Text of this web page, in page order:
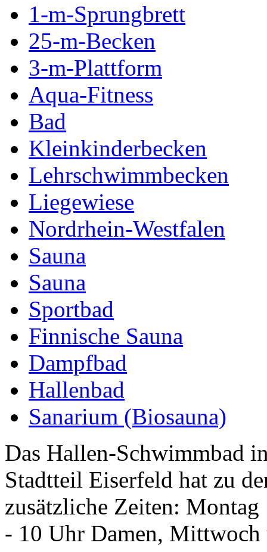
1-m-Sprungbrett
25-m-Becken
3-m-Plattform
Aqua-Fitness
Bad
Kleinkinderbecken
Lehrschwimmbecken
Liegewiese
Nordrhein-Westfalen
Sauna
Sauna
Sportbad
Finnische Sauna
Dampfbad
Hallenbad
Sanarium (Biosauna)
Das Hallen-Schwimmbad
Stadtteil Eiserfeld hat zu
zusätzliche Zeiten:
- 10 Uhr Damen, Mittwoch